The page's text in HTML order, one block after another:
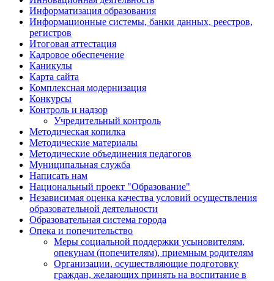
Информатизация образования
Информационные системы, банки данных, реестров,
регистров
Итоговая аттестация
Кадровое обеспечение
Каникулы
Карта сайта
Комплексная модернизация
Конкурсы
Контроль и надзор
Учредительный контроль
Методическая копилка
Методические материалы
Методические объединения педагогов
Муниципальная служба
Написать нам
Национальный проект "Образование"
Независимая оценка качества условий осуществления
образовательной деятельности
Образовательная система города
Опека и попечительство
Меры социальной поддержки усыновителям,
опекунам (попечителям), приемным родителям
Организации, осуществляющие подготовку
граждан, желающих принять на воспитание в